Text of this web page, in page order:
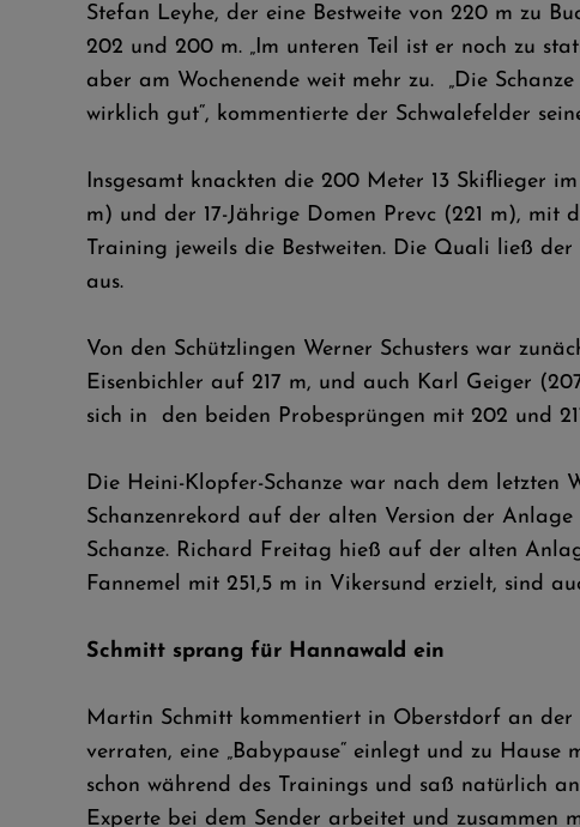
Stefan Leyhe, der eine Bestweite von 220 m zu
202 und 200 m. „Im unteren Teil ist er noch zu
aber am Wochenende weit mehr zu. „Die
wirklich gut“, kommentierte der Schwalefelder
Insgesamt knackten die 200 Meter 13 Skiflieger
m) und der 17-Jährige Domen Prevc (221 m),
Training jeweils die Bestweiten. Die Quali ließ
aus.
Von den Schützlingen Werner Schusters war
Eisenbichler auf 217 m, und auch Karl Geiger
sich in den beiden Probesprüngen mit 202 und
Die Heini-Klopfer-Schanze war nach dem
Schanzenrekord auf der alten Version der
Schanze. Richard Freitag hieß auf der alten
Fannemel mit 251,5 m in Vikersund erzielt, sind
Schmitt sprang für Hannawald ein
Martin Schmitt kommentiert in Oberstdorf an der
verraten, eine „Babypause“ einlegt und zu
schon während des Trainings und saß natürlich
Experte bei dem Sender arbeitet und zusammen